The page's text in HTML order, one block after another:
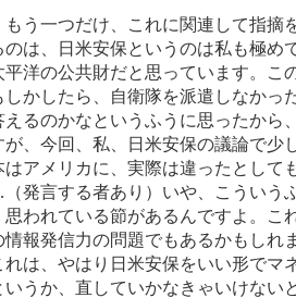
う一つだけ、これに関連して指摘
のは、日米安保というのは私も極め
洋の公共財だと思っています。
こ
しかしたら、自衛隊を派遣しなかっ
えるのかなというふうに思ったから
が、今回、私、日米安保の議論で少
はアメリカに、実際は違ったとして
発言する者あり）いや、こういう
われている節があるんですよ。
こ
情報発信力の問題でもあるかもしれ
れは、やはり日米安保をいい形でマ
いうか、直していかなきゃいけない